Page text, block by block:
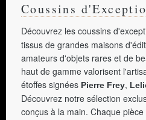
Coussins
Découvrez les coussins
tissus de grandes maisons
amateurs d'objets rares et de
haut de gamme valorisent
étoffes signées Pierre Frey,
Découvrez notre sélection
conçus à la main. Chaque